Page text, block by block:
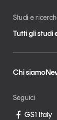
Studi e
Tutti gli studi
Chi siamo
Seguici
GS1 Italy